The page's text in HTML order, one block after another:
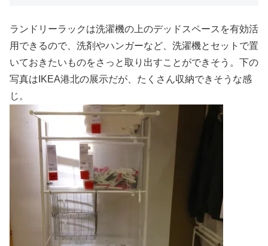
ランドリーラックは洗濯機の上のデッドスペースを有効活
用できるので、洗剤やハンガーなど、洗濯機とセットで置
いておきたいものをさっと取り出すことができそう。下の
写真はIKEA港北の展示だが、たくさん収納できそうな感
じ。